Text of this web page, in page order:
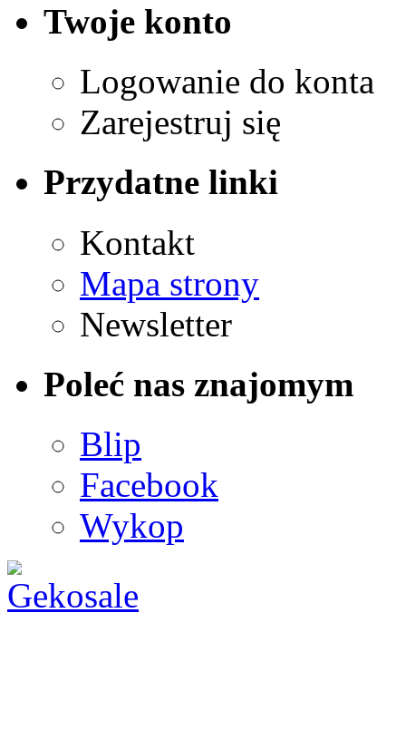
Twoje konto
Logowanie do konta
Zarejestruj się
Przydatne linki
Kontakt
Mapa strony
Newsletter
Poleć nas znajomym
Blip
Facebook
Wykop